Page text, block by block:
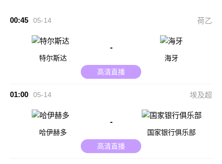
00:45 05-14 荷乙
特尔斯达
-
海牙
高清直播
01:00 05-14 埃及超
哈伊赫多
-
国家银行俱乐部
高清直播